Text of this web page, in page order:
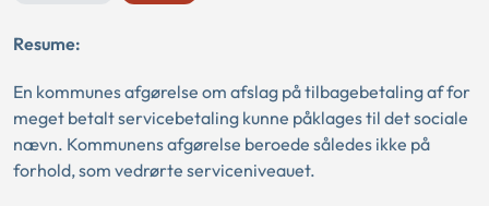
Resume:
En kommunes afgørelse om afslag på tilbagebetaling af for
meget betalt servicebetaling kunne påklages til det sociale
nævn. Kommunens afgørelse beroede således ikke på
forhold, som vedrørte serviceniveauet.